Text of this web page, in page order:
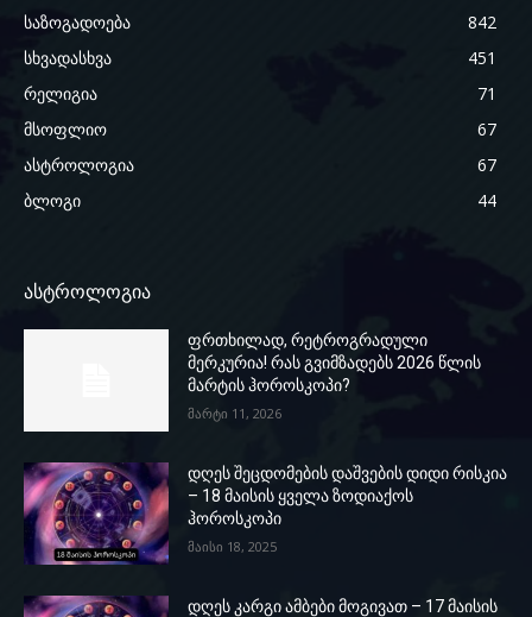
საზოგადოება
842
სხვადასხვა
451
რელიგია
71
მსოფლიო
67
ასტროლოგია
67
ბლოგი
44
ასტროლოგია
ფრთხილად, რეტროგრადული
მერკურია! რას გვიმზადებს 2026 წლის
მარტის ჰოროსკოპი?
მარტი 11, 2026
დღეს შეცდომების დაშვების დიდი რისკია
– 18 მაისის ყველა ზოდიაქოს
ჰოროსკოპი
მაისი 18, 2025
დღეს კარგი ამბები მოგივათ – 17 მაისის